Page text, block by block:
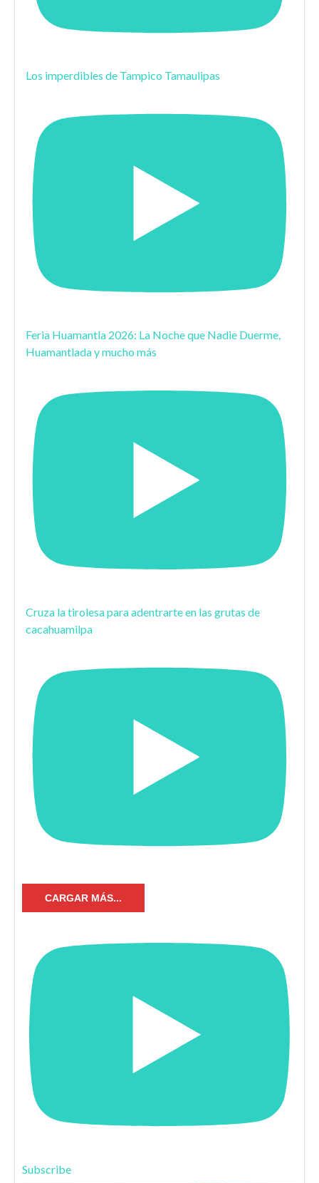
Los imperdibles de Tampico Tamaulipas
Feria Huamantla 2026: La Noche que Nadie Duerme,
Huamantlada y mucho más
Cruza la tirolesa para adentrarte en las grutas de
cacahuamilpa
CARGAR MÁS...
Subscribe